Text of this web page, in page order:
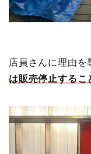
店員さんに理由を
は販売停止するこ